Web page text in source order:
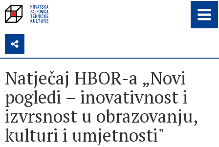
Z
Natječaj HBOR-a „Novi
pogledi – inovativnost i
izvrsnost u obrazovanju,
kulturi i umjetnosti"